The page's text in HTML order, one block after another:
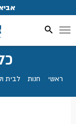
ראשי חנות לבית